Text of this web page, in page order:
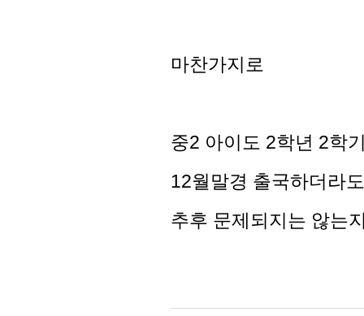
마찬가지로
중2 아이도 2학년 2학
12월말경 출국하더라
추후 문제되지는 않는